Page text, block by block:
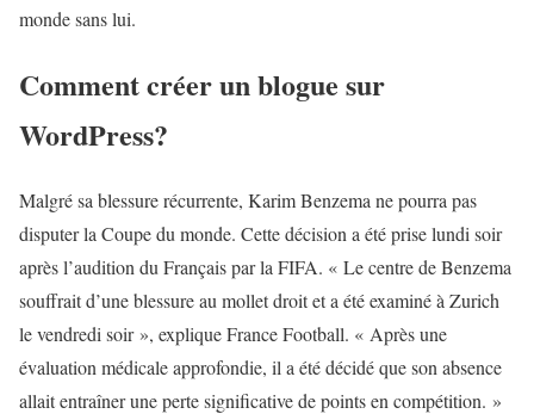
monde sans lui.
Comment créer un blogue sur
WordPress?
Malgré sa blessure récurrente, Karim Benzema ne pourra pas
disputer la Coupe du monde. Cette décision a été prise lundi soir
après l’audition du Français par la FIFA. « Le centre de Benzema
souffrait d’une blessure au mollet droit et a été examiné à Zurich
le vendredi soir », explique France Football. « Après une
évaluation médicale approfondie, il a été décidé que son absence
allait entraîner une perte significative de points en compétition. »